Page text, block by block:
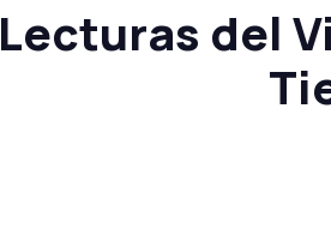
Lecturas del